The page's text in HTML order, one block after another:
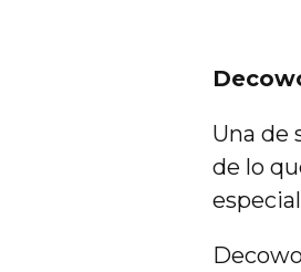
Una de
de lo